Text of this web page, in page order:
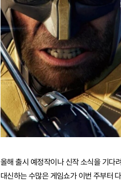
올해 출시 예정작이나 신작 소식을 기다
대신하는 수많은 게임쇼가 이번 주부터